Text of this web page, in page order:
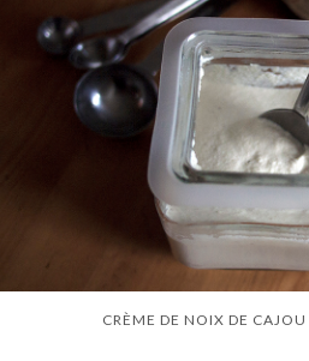
CRÈME DE NOIX DE CAJOU